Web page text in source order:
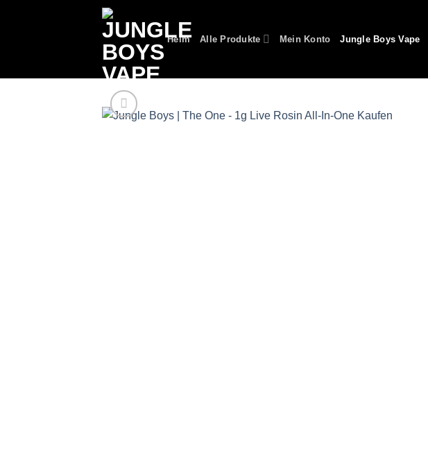
Heim Alle Produkte Mein Konto Jungle Boys Vape